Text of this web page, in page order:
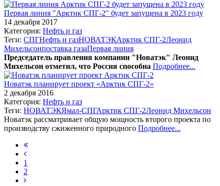
Первая линия "Арктик СПГ-2" будет запущена в 2023 году
14 декабря 2017
Категория: Нефть и газ
Теги: СПГНефть и газНОВАТЭКАрктик СПГ-2Леонид
Михельсонпоставка газаПервая линия
Председатель правления компании "Новатэк" Леонид
Михельсон отметил, что Россия способна Подробнее...
Новатэк планирует проект «Арктик СПГ-2»
2 декабря 2016
Категория: Нефть и газ
Теги: НОВАТЭКЯмал-СПГАрктик СПГ-2Леонид Михельсон
Новатэк рассматривает общую мощность второго проекта по
производству сжиженного природного Подробнее...
1
2